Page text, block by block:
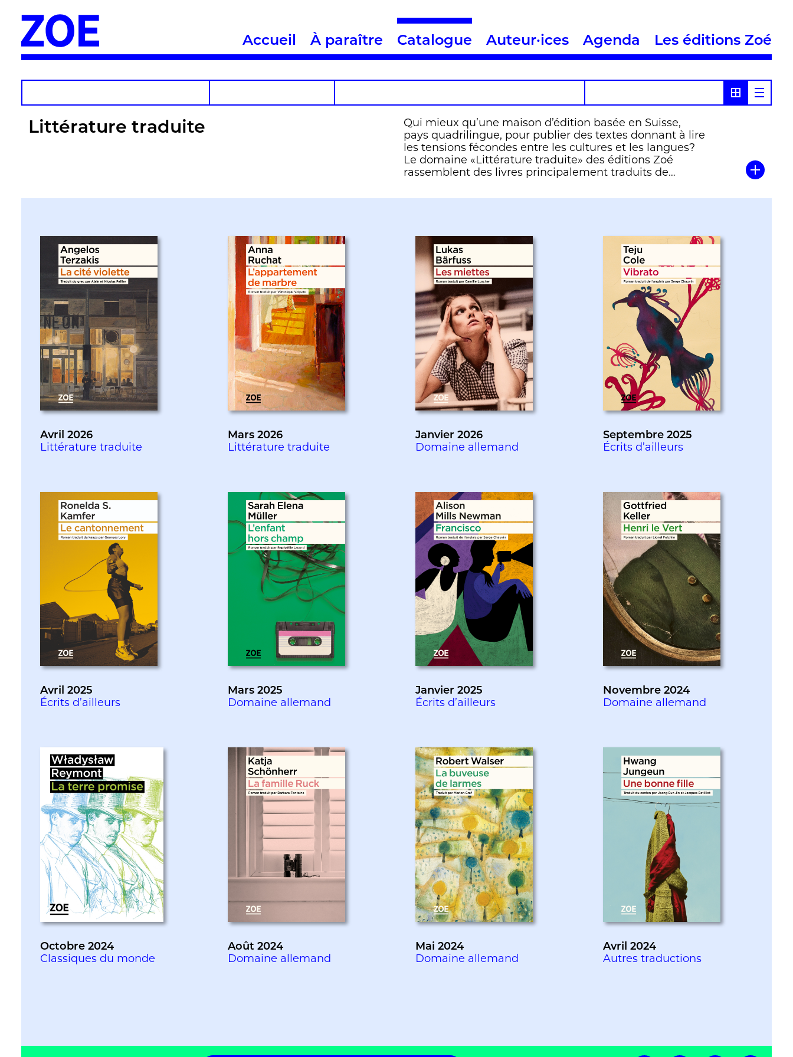
Accueil À paraître Catalogue Auteur·ices Agenda Les éditions Zoé
Littérature traduite
Qui mieux qu’une maison d’édition basée en Suisse,
pays quadrilingue, pour publier des textes donnant à lire
les tensions fécondes entre les cultures et les langues?
Le domaine «Littérature traduite» des éditions Zoé
rassemblent des livres principalement traduits de
Avril 2026
Littérature traduite
Mars 2026
Littérature traduite
Janvier 2026
Domaine allemand
Septembre 2025
Écrits d’ailleurs
Avril 2025
Écrits d’ailleurs
Mars 2025
Domaine allemand
Janvier 2025
Écrits d’ailleurs
Novembre 2024
Domaine allemand
Octobre 2024
Classiques du monde
Août 2024
Domaine allemand
Mai 2024
Domaine allemand
Avril 2024
Autres traductions